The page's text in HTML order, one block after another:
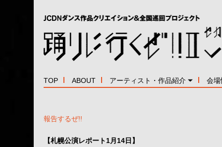
TOP ABOUT アーティスト・作品紹介 会場
報告するぜ!!
【札幌公演レポート1月14日】